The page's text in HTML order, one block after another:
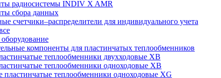
радиосистемы INDIV X AMR
сбора данных
счетчики–распределители для индивидуального учета
компоненты для пластинчатых теплообменников
теплообменники двухходовые XB
теплообменники одноходовые ХВ
пластинчатые теплообменники одноходовые ХG